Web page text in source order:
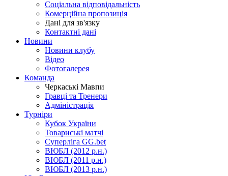
Соціальна відповідальність
Комерційна пропозиція
Дані для зв'язку
Контактні дані
Новини
Новини клубу
Відео
Фотогалерея
Команда
Черкаські Мавпи
Гравці та Тренери
Адміністрація
Турніри
Кубок України
Товариські матчі
Суперліга GG.bet
ВЮБЛ (2012 р.н.)
ВЮБЛ (2011 р.н.)
ВЮБЛ (2013 р.н.)